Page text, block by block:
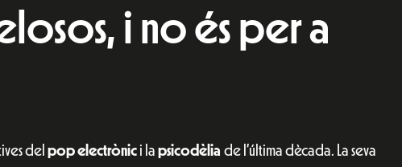
i no és per a
del pop electrònic i lapsicodèlia de l’última dècada. La seva